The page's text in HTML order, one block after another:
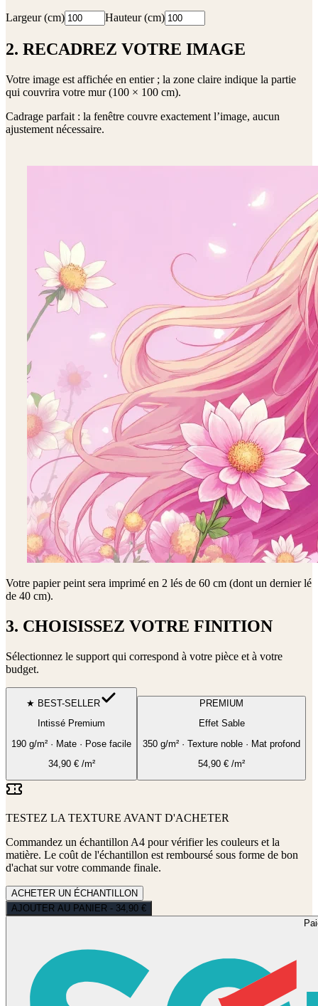
Largeur (cm) Hauteur (cm)
2. RECADREZ VOTRE IMAGE
Votre image est affichée en entier ; la zone claire indique la partie
qui couvrira votre mur (100 × 100 cm).
Cadrage parfait : la fenêtre couvre exactement l’image, aucun
ajustement nécessaire.
Votre papier peint sera imprimé en 2 lés de 60 cm (dont un dernier lé
de 40 cm).
3. CHOISISSEZ VOTRE FINITION
Sélectionnez le support qui correspond à votre pièce et à votre
budget.
★ BEST-SELLER
Intissé Premium
190 g/m² · Mate · Pose facile
34,90€/m²
PREMIUM
Effet Sable
350 g/m² · Texture noble · Mat profond
54,90 € /m²
TESTEZ LA TEXTURE AVANT D'ACHETER
Commandez un échantillon A4 pour vérifier les couleurs et la
matière. Le coût de l'échantillon est remboursé sous forme de bon
d'achat sur votre commande finale.
ACHETER UN ÉCHANTILLON
AJOUTER AU PANIER - 34,90 €